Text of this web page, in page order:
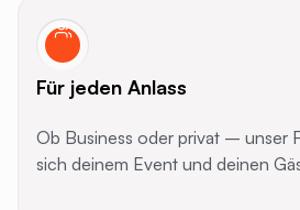
Für jeden Anlass
Ob Business oder privat – unser
sich deinem Event und deinen